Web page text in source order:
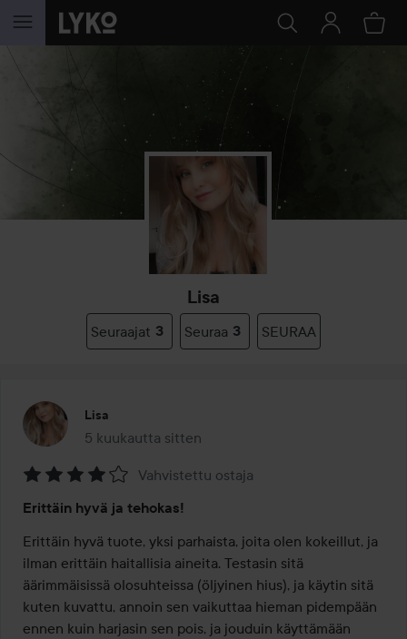
SIIRTYÄ JHK SISÄLTÖÖN
Lisa
Seuraajat 3 Seuraa 3 SEURAA
Lisa
5 kuukautta sitten
Viesti luotiin 5 kuukautta sitten
4
/
5
Vahvistettu ostaja
Erittäin hyvä ja tehokas!
Erittäin hyvä tuote, yksi parhaista, joita olen kokeillut, ja
ilman erittäin haitallisia aineita. Testasin sitä
äärimmäisissä olosuhteissa (öljyinen hius), ja käytin sitä
kuten kuvattu, annoin sen vaikuttaa hieman pidempään
ennen kuin harjasin sen pois, ja jouduin käyttämään